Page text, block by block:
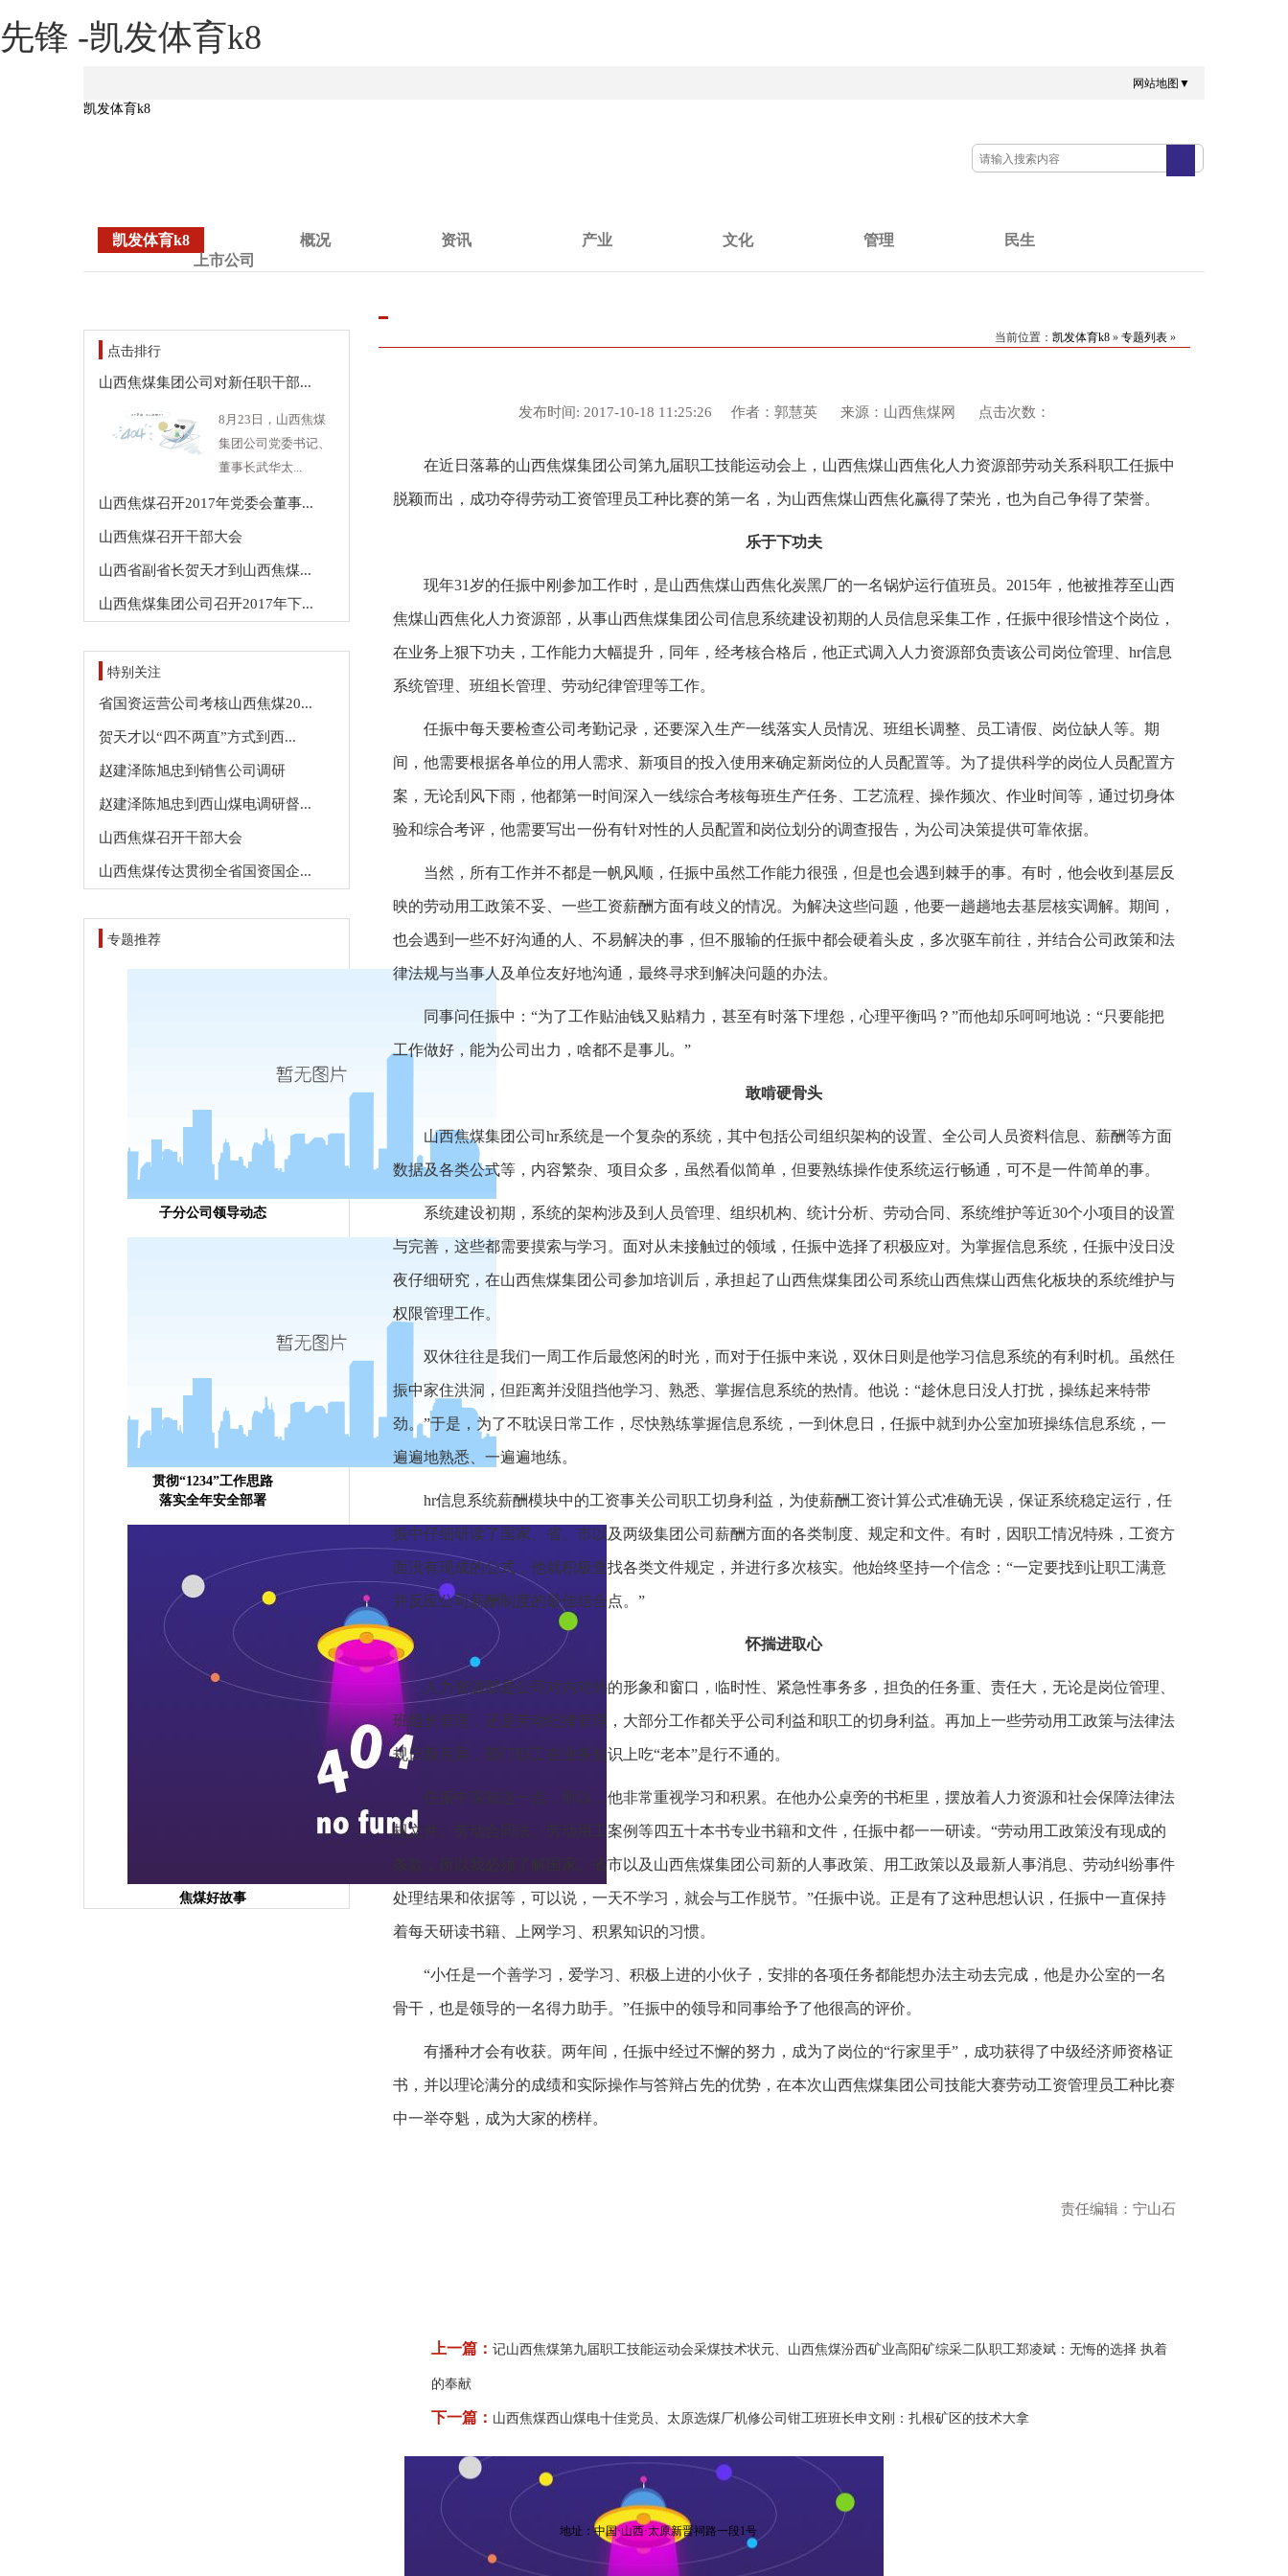
先锋 -凯发体育k8
网站地图▼
凯发体育k8
凯发体育k8 概况 资讯 产业 文化 管理
民生
上市公司
点击排行
山西焦煤集团公司对新任职干部...
8月23日，山西焦煤
集团公司党委书记、
董事长武华太...
山西焦煤召开2017年党委会董事...
山西焦煤召开干部大会
山西省副省长贺天才到山西焦煤...
山西焦煤集团公司召开2017年下...
特别关注
省国资运营公司考核山西焦煤20...
贺天才以“四不两直”方式到西...
赵建泽陈旭忠到销售公司调研
赵建泽陈旭忠到西山煤电调研督...
山西焦煤召开干部大会
山西焦煤传达贯彻全省国资国企...
专题推荐
子分公司领导动态
贯彻“1234”工作思路
落实全年安全部署
焦煤好故事
当前位置： 凯发体育k8 » 专题列表 »
发布时间: 2017-10-18 11:25:26 作者：郭慧英 来源：山西焦煤网 点击次数：
在近日落幕的山西焦煤集团公司第九届职工技能运动会上，山西焦煤山西焦化人力资源部劳动关系科职工任振中
脱颖而出，成功夺得劳动工资管理员工种比赛的第一名，为山西焦煤山西焦化赢得了荣光，也为自己争得了荣誉。
乐于下功夫
现年31岁的任振中刚参加工作时，是山西焦煤山西焦化炭黑厂的一名锅炉运行值班员。2015年，他被推荐至山西
焦煤山西焦化人力资源部，从事山西焦煤集团公司信息系统建设初期的人员信息采集工作，任振中很珍惜这个岗位，
在业务上狠下功夫，工作能力大幅提升，同年，经考核合格后，他正式调入人力资源部负责该公司岗位管理、hr信息
系统管理、班组长管理、劳动纪律管理等工作。
任振中每天要检查公司考勤记录，还要深入生产一线落实人员情况、班组长调整、员工请假、岗位缺人等。期
间，他需要根据各单位的用人需求、新项目的投入使用来确定新岗位的人员配置等。为了提供科学的岗位人员配置方
案，无论刮风下雨，他都第一时间深入一线综合考核每班生产任务、工艺流程、操作频次、作业时间等，通过切身体
验和综合考评，他需要写出一份有针对性的人员配置和岗位划分的调查报告，为公司决策提供可靠依据。
当然，所有工作并不都是一帆风顺，任振中虽然工作能力很强，但是也会遇到棘手的事。有时，他会收到基层反
映的劳动用工政策不妥、一些工资薪酬方面有歧义的情况。为解决这些问题，他要一趟趟地去基层核实调解。期间，
也会遇到一些不好沟通的人、不易解决的事，但不服输的任振中都会硬着头皮，多次驱车前往，并结合公司政策和法
律法规与当事人及单位友好地沟通，最终寻求到解决问题的办法。
同事问任振中：“为了工作贴油钱又贴精力，甚至有时落下埋怨，心理平衡吗？”而他却乐呵呵地说：“只要能把
工作做好，能为公司出力，啥都不是事儿。”
敢啃硬骨头
山西焦煤集团公司hr系统是一个复杂的系统，其中包括公司组织架构的设置、全公司人员资料信息、薪酬等方面
数据及各类公式等，内容繁杂、项目众多，虽然看似简单，但要熟练操作使系统运行畅通，可不是一件简单的事。
系统建设初期，系统的架构涉及到人员管理、组织机构、统计分析、劳动合同、系统维护等近30个小项目的设置
与完善，这些都需要摸索与学习。面对从未接触过的领域，任振中选择了积极应对。为掌握信息系统，任振中没日没
夜仔细研究，在山西焦煤集团公司参加培训后，承担起了山西焦煤集团公司系统山西焦煤山西焦化板块的系统维护与
权限管理工作。
双休往往是我们一周工作后最悠闲的时光，而对于任振中来说，双休日则是他学习信息系统的有利时机。虽然任
振中家住洪洞，但距离并没阻挡他学习、熟悉、掌握信息系统的热情。他说：“趁休息日没人打扰，操练起来特带
劲。”于是，为了不耽误日常工作，尽快熟练掌握信息系统，一到休息日，任振中就到办公室加班操练信息系统，一
遍遍地熟悉、一遍遍地练。
hr信息系统薪酬模块中的工资事关公司职工切身利益，为使薪酬工资计算公式准确无误，保证系统稳定运行，任
振中仔细研读了国家、省、市以及两级集团公司薪酬方面的各类制度、规定和文件。有时，因职工情况特殊，工资方
面没有现成的公式，他就积极查找各类文件规定，并进行多次核实。他始终坚持一个信念：“一定要找到让职工满意
并反应公司薪酬制度的最佳结合点。”
怀揣进取心
人力资源部是公司对内对外的形象和窗口，临时性、紧急性事务多，担负的任务重、责任大，无论是岗位管理、
班组长管理，还是劳动纪律管理，大部分工作都关乎公司利益和职工的切身利益。再加上一些劳动用工政策与法律法
规日新月异，部门职工在业务知识上吃“老本”是行不通的。
任振中深知这一点，所以，他非常重视学习和积累。在他办公桌旁的书柜里，摆放着人力资源和社会保障法律法
规文件、劳动合同法、劳动用工案例等四五十本书专业书籍和文件，任振中都一一研读。“劳动用工政策没有现成的
条款，所以我必须了解国家、省市以及山西焦煤集团公司新的人事政策、用工政策以及最新人事消息、劳动纠纷事件
处理结果和依据等，可以说，一天不学习，就会与工作脱节。”任振中说。正是有了这种思想认识，任振中一直保持
着每天研读书籍、上网学习、积累知识的习惯。
“小任是一个善学习，爱学习、积极上进的小伙子，安排的各项任务都能想办法主动去完成，他是办公室的一名
骨干，也是领导的一名得力助手。”任振中的领导和同事给予了他很高的评价。
有播种才会有收获。两年间，任振中经过不懈的努力，成为了岗位的“行家里手”，成功获得了中级经济师资格证
书，并以理论满分的成绩和实际操作与答辩占先的优势，在本次山西焦煤集团公司技能大赛劳动工资管理员工种比赛
中一举夺魁，成为大家的榜样。
责任编辑：宁山石
上一篇： 记山西焦煤第九届职工技能运动会采煤技术状元、山西焦煤汾西矿业高阳矿综采二队职工郑凌斌：无悔的选择 执着
的奉献
下一篇： 山西焦煤西山煤电十佳党员、太原选煤厂机修公司钳工班班长申文刚：扎根矿区的技术大拿
地址：中国·山西·太原新晋祠路一段1号